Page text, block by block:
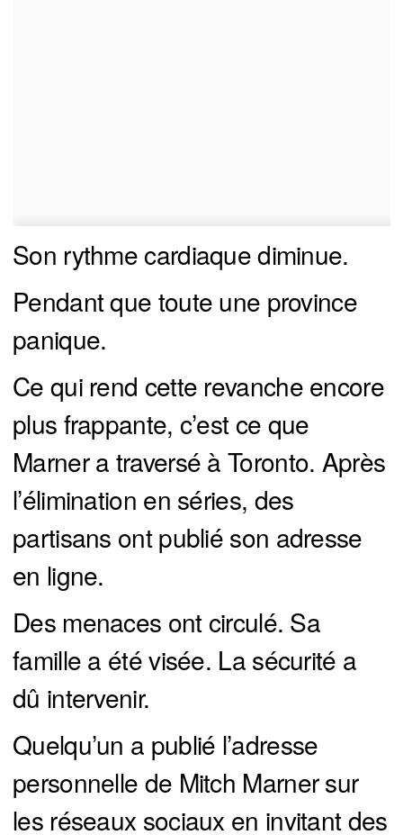
Son rythme cardiaque diminue.
Pendant que toute une province
panique.
Ce qui rend cette revanche encore
plus frappante, c’est ce que
Marner a traversé à Toronto. Après
l’élimination en séries, des
partisans ont publié son adresse
en ligne.
Des menaces ont circulé. Sa
famille a été visée. La sécurité a
dû intervenir.
Quelqu’un a publié l’adresse
personnelle de Mitch Marner sur
les réseaux sociaux en invitant des